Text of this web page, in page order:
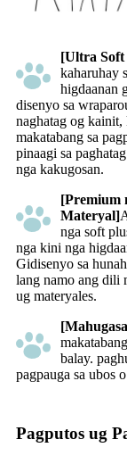
[Ultra
kaharuhay
higdaanan
disenyo sa
naghatag og
makatabang sa
pinaagi sa
nga kakugosan.
[Premium
Materyal]
nga soft
nga kini nga
Gidisenyo sa
lang namo ang dili
ug materyales.
balay.
pagpauga sa ubos
Pagputos ug